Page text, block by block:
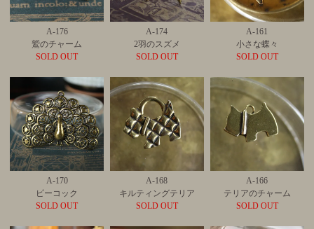
A-176
鷲のチャーム
SOLD OUT
A-174
2羽のスズメ
SOLD OUT
A-161
小さな蝶々
SOLD OUT
A-170
ピーコック
SOLD OUT
A-168
キルティングテリア
SOLD OUT
A-166
テリアのチャーム
SOLD OUT